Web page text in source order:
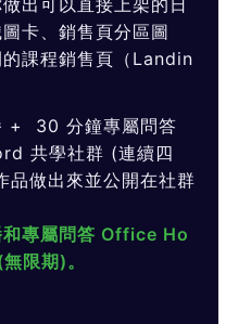
卡、銷售頁分區圖
課程銷售頁（Landin
+ 30 分鐘專屬問答
共學社群 (連續四
品做出來並公開在社群
和專屬問答 Office Ho
限期)。